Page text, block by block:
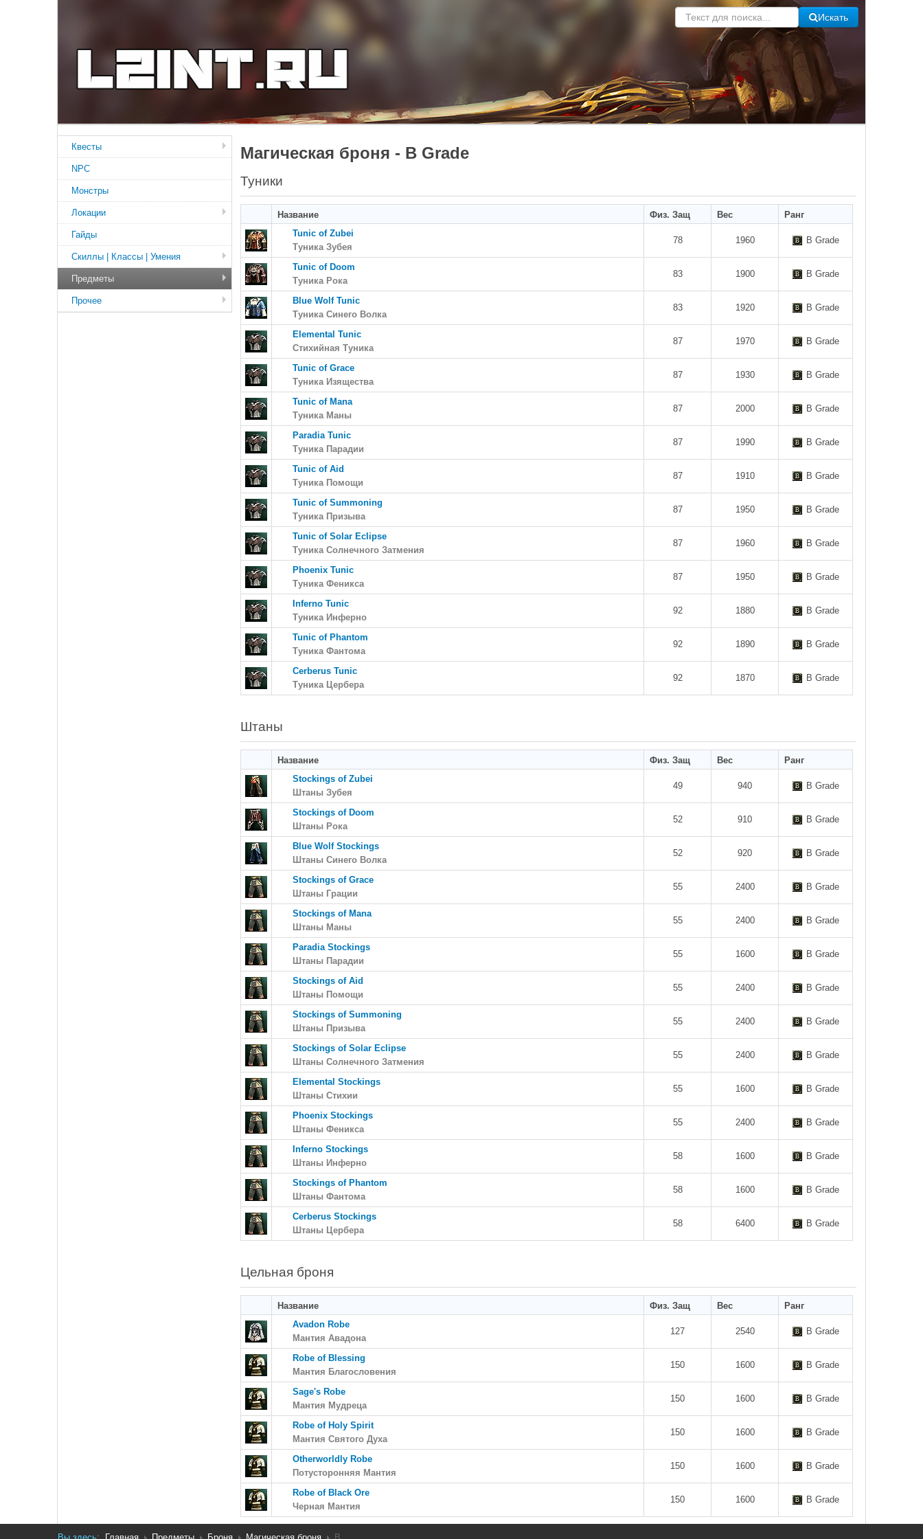
Искать
Магическая броня - B Grade
Туники
Название Физ. Защ Вес
Ранг
Tunic of Zubei
Туника Зубея
78 1960 B Grade
Tunic of Doom
Туника Рока
83 1900 B Grade
Blue Wolf Tunic
Туника Синего Волка
83 1920 B Grade
Elemental Tunic
Стихийная Туника
87 1970 B Grade
Tunic of Grace
Туника Изящества
87 1930 B Grade
Tunic of Mana
Туника Маны
87 2000 B Grade
Paradia Tunic
Туника Парадии
87 1990 B Grade
Tunic of Aid
Туника Помощи
87 1910 B Grade
Tunic of Summoning
Туника Призыва
87 1950 B Grade
Tunic of Solar Eclipse
Туника Солнечного Затмения
87 1960 B Grade
Phoenix Tunic
Туника Феникса
87 1950 B Grade
Inferno Tunic
Туника Инферно
92 1880 B Grade
Tunic of Phantom
Туника Фантома
92 1890 B Grade
Cerberus Tunic
Туника Цербера
92 1870 B Grade
Штаны
Название Физ. Защ Вес
Ранг
Stockings of Zubei
Штаны Зубея
49 940 B Grade
Stockings of Doom
Штаны Рока
52 910 B Grade
Blue Wolf Stockings
Штаны Синего Волка
52 920 B Grade
Stockings of Grace
Штаны Грации
55 2400 B Grade
Stockings of Mana
Штаны Маны
55 2400 B Grade
Paradia Stockings
Штаны Парадии
55 1600 B Grade
Stockings of Aid
Штаны Помощи
55 2400 B Grade
Stockings of Summoning
Штаны Призыва
55 2400 B Grade
Stockings of Solar Eclipse
Штаны Солнечного Затмения
55 2400 B Grade
Elemental Stockings
Штаны Стихии
55 1600 B Grade
Phoenix Stockings
Штаны Феникса
55 2400 B Grade
Inferno Stockings
Штаны Инферно
58 1600 B Grade
Stockings of Phantom
Штаны Фантома
58 1600 B Grade
Cerberus Stockings
Штаны Цербера
58 6400 B Grade
Цельная броня
Название Физ. Защ Вес
Ранг
Avadon Robe
Мантия Авадона
127 2540 B Grade
Robe of Blessing
Мантия Благословения
150 1600 B Grade
Sage's Robe
Мантия Мудреца
150 1600 B Grade
Robe of Holy Spirit
Мантия Святого Духа
150 1600 B Grade
Otherworldly Robe
Потусторонняя Мантия
150 1600 B Grade
Robe of Black Ore
Черная Мантия
150 1600 B Grade
Квесты
NPC
Монстры
Локации
Гайды
Скиллы | Классы | Умения
Предметы
Прочее